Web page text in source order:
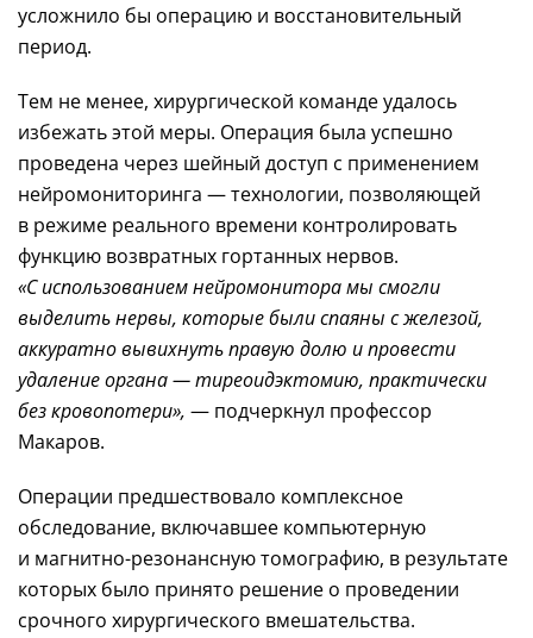
усложнило бы операцию и восстановительный
период.
Тем не менее, хирургической команде удалось
избежать этой меры. Операция была успешно
проведена через шейный доступ с применением
нейромониторинга — технологии, позволяющей
в режиме реального времени контролировать
функцию возвратных гортанных нервов.
«С использованием нейромонитора мы смогли
выделить нервы, которые были спаяны с железой,
аккуратно вывихнуть правую долю и провести
удаление органа — тиреоидэктомию, практически
без кровопотери», — подчеркнул профессор
Макаров.
Операции предшествовало комплексное
обследование, включавшее компьютерную
и магнитно-резонанснуютомографию, в результате
которых было принято решение о проведении
срочного хирургического вмешательства.